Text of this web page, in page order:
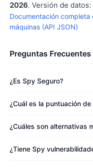
2026. Versión de datos:
Documentación completa
máquinas (API JSON)
Preguntas Frecuentes
¿Es Spy Seguro?
¿Cuál es la puntuación
¿Cuáles son alternativas
¿Tiene Spy